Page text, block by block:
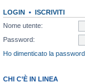
LOGIN • ISCRIVITI
Nome utente:
Password:
Ho dimenticato la password
CHI C’È IN LINEA